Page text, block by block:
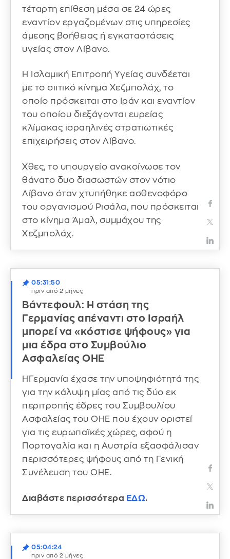
τέταρτη επίθεση μέσα σε 24 ώρες
εναντίον εργαζομένων στις υπηρεσίες
άμεσης βοήθειας ή εγκαταστάσεις
υγείας στον Λίβανο.
Η Ισλαμική Επιτροπή Υγείας συνδέεται
με το σιιτικό κίνημα Χεζμπολάχ, το
οποίο πρόσκειται στο Ιράν και εναντίον
του οποίου διεξάγονται ευρείας
κλίμακας ισραηλινές στρατιωτικές
επιχειρήσεις στον Λίβανο.
Χθες, το υπουργείο ανακοίνωσε τον
θάνατο δυο διασωστών στον νότιο
Λίβανο όταν χτυπήθηκε ασθενοφόρο
του οργανισμού Ρισάλα, που πρόσκειται
στο κίνημα Άμαλ, συμμάχου της
Χεζμπολάχ.
05:31:50
πριν από 2 μήνες
Βάντεφουλ: Η στάση της
Γερμανίας απέναντι στο Ισραήλ
μπορεί να «κόστισε ψήφους» για
μια έδρα στο Συμβούλιο
Ασφαλείας ΟΗΕ
ΗΓερμανία έχασε την υποψηφιότητά της
για την κάλυψη μίας από τις δύο εκ
περιτροπής έδρες του Συμβουλίου
Ασφαλείας του ΟΗΕ που έχουν οριστεί
για τις ευρωπαϊκές χώρες, αφού η
Πορτογαλία και η Αυστρία εξασφάλισαν
περισσότερες ψήφους από τη Γενική
Συνέλευση του ΟΗΕ.
Διαβάστε περισσότερα ΕΔΩ.
05:04:24
πριν από 2 μήνες